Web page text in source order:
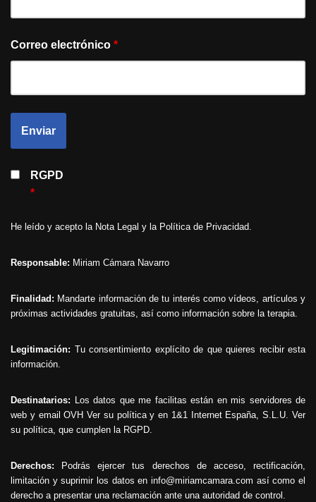
Correo electrónico *
RGPD
*
He leído y acepto la Nota Legal y la Política de Privacidad.
Responsable: Miriam Cámara Navarro
Finalidad: Mandarte información de tu interés como vídeos, artículos y
próximas actividades gratuitas, así como información sobre la terapia.
Legitimación: Tu consentimiento explícito de que quieres recibir esta
información.
Destinatarios: Los datos que me facilitas están en mis servidores de
web y email OVHVer su políticay en 1&1 Internet España, S.L.U.Ver
su política, que cumplen la RGPD.
Derechos: Podrás ejercer tus derechos de acceso, rectificación,
limitación y suprimir los datos en info@miriamcamara.com así como el
derecho a presentar una reclamación ante una autoridad de control.